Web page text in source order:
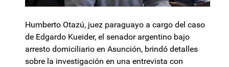
Humberto Otazú, juez paraguayo a cargo del caso
de Edgardo Kueider, el senador argentino bajo
arresto domiciliario en Asunción, brindó detalles
sobre la investigación en una entrevista con